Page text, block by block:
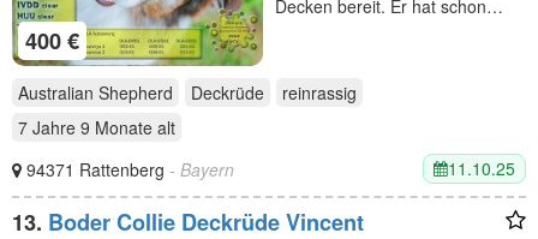
400 €
Decken bereit. Er hat schon…
Australian Shepherd Deckrüde
reinrassig
7 Jahre 9 Monate alt
94371 Rattenberg - Bayern 11.10.25
13. Boder Collie Deckrüde Vincent